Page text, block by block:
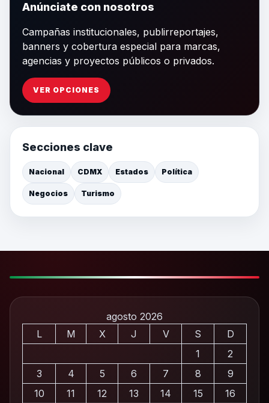
Anúnciate con nosotros
Campañas institucionales, publirreportajes,
banners y cobertura especial para marcas,
agencias y proyectos públicos o privados.
VER OPCIONES
Secciones clave
Nacional CDMX Estados Política
Negocios Turismo
agosto 2026
L
M X J V S
D
1
2
3
4 5 6 7 8
9
10
11 12 13 14 15
16